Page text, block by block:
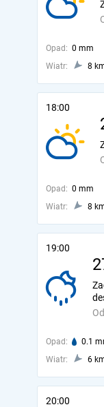
Opad: 0 mm
Wiatr:
8
18:00
Opad: 0 mm
Wiatr:
8
19:00
Opad: 0.1
Wiatr:
6
20:00